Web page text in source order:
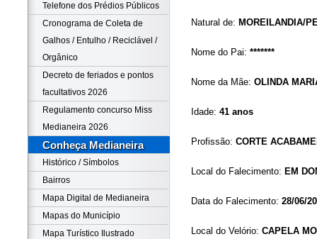
Telefone dos Prédios Públicos
Cronograma de Coleta de
Galhos / Entulho / Reciclável /
Orgânico
Decreto de feriados e pontos
facultativos 2026
Regulamento concurso Miss
Medianeira 2026
Conheça Medianeira
Histórico / Símbolos
Bairros
Mapa Digital de Medianeira
Mapas do Município
Mapa Turístico Ilustrado
Natural de: MOREILANDIA/
Nome do Pai: *******
Nome da Mãe: OLINDA
Idade: 41 anos
Profissão: CORTE
Local do Falecimento: EM
Data do Falecimento: 28/06/
Local do Velório: CAPELA